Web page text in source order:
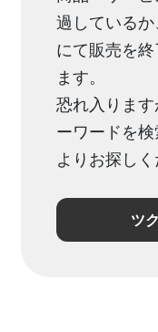
過している
にて販売を
ます。
恐れ入りま
ーワードを
よりお探しく
ツ